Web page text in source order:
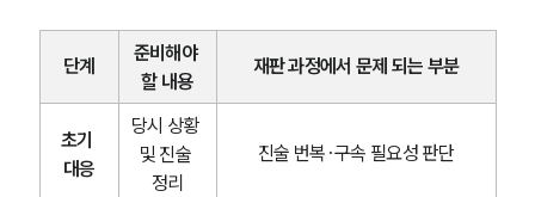
단계
준비해야
할 내용
재판 과정에서 문제 되는 부분
초기
대응
당시 상황
및 진술
정리
진술 번복·구속 필요성 판단